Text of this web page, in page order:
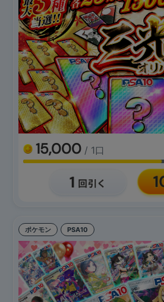
15,000 / 1口
ポケモン PSA10